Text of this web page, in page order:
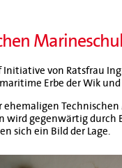
von Ratsfrau
maritime Erbe der Wik
ehemaligen
wird gegenwärtig durch
sich ein Bild der Lage.